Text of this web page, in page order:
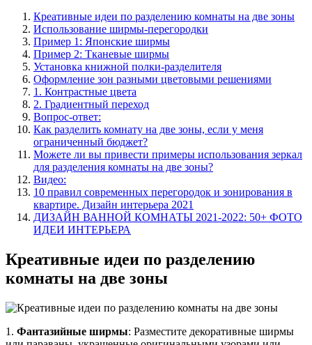
Креативные идеи по разделению комнаты на две зоны
Использование ширмы-перегородки
Пример 1: Японские ширмы
Пример 2: Тканевые ширмы
Установка книжной полки-разделителя
Оформление зон разными цветовыми решениями
1. Контрастные цвета
2. Градиентный переход
Вопрос-ответ:
Как разделить комнату на две зоны, если у меня
ограниченный бюджет?
Можете ли вы привести примеры использования зеркал
для разделения комнаты на две зоны?
Видео:
10 правил современных перегородок и зонирования в
квартире. Дизайн интерьера 2021
ДИЗАЙН ВАННОЙ КОМНАТЫ 2021-2022: 50+ ФОТО
ИДЕИ ИНТЕРЬЕРА
Креативные идеи по разделению
комнаты на две зоны
1. Фантазийные ширмы: Разместите декоративные ширмы